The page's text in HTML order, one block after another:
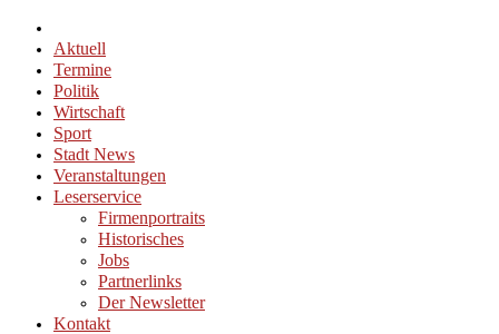
Aktuell
Termine
Politik
Wirtschaft
Sport
Stadt News
Veranstaltungen
Leserservice
Firmenportraits
Historisches
Jobs
Partnerlinks
Der Newsletter
Kontakt